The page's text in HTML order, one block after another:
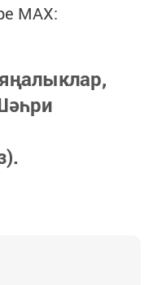
MАХ: